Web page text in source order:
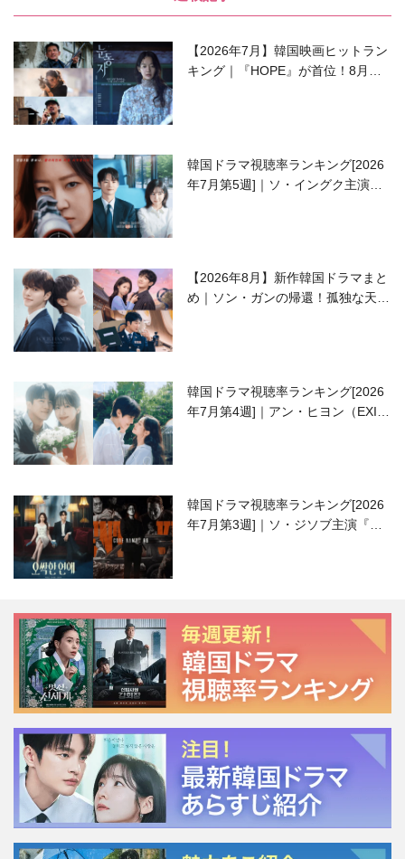
【2026年7月】韓国映画ヒットラン
キング｜『HOPE』が首位！8月公
韓国ドラマ視聴率ランキング[2026
年7月第5週]｜ソ・イングク主演の
【2026年8月】新作韓国ドラマまと
め｜ソン・ガンの帰還！孤独な天才
韓国ドラマ視聴率ランキング[2026
年7月第4週]｜アン・ヒヨン（EXID
韓国ドラマ視聴率ランキング[2026
年7月第3週]｜ソ・ジソブ主演『エ